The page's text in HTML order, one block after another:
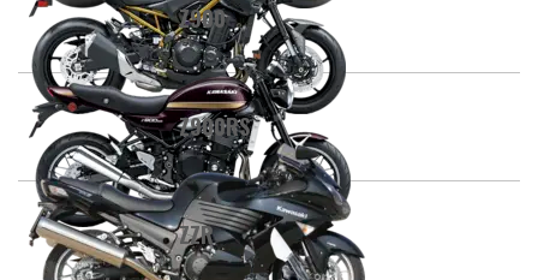
Z900
Z900RS
ZZR